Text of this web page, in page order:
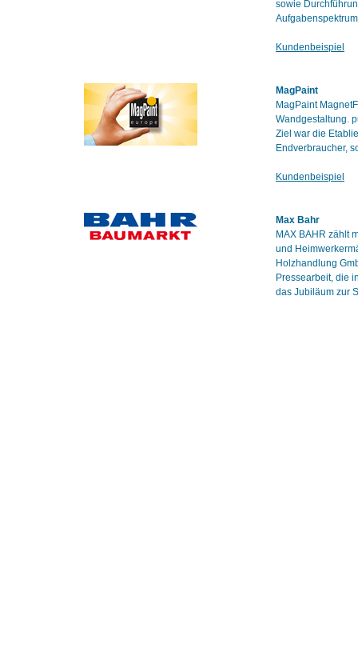
sowie
Kundenbeispiel
MagPaint
MagPaint
Wandgestaltung.
Ziel war die
Endverbraucher,
Kundenbeispiel
Max Bahr
MAX BAHR zählt
und
Holzhandlung
Pressearbeit, die
das Jubiläum zur